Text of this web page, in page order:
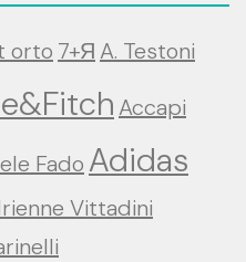
orto 7+Я A. Testoni
Accapi
Fado Adidas
Vittadini